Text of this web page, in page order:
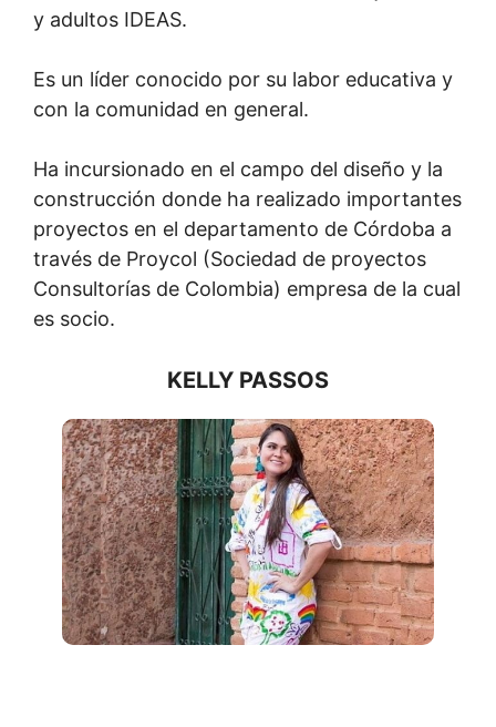
y adultos IDEAS.
Es un líder conocido por su labor educativa y
con la comunidad en general.
Ha incursionado en el campo del diseño y la
construcción donde ha realizado importantes
proyectos en el departamento de Córdoba a
través de Proycol (Sociedad de proyectos
Consultorías de Colombia) empresa de la cual
es socio.
KELLY PASSOS